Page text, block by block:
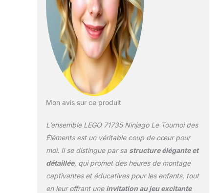
Comprend
également une
minifigurine à
collectionner Lloyd
Legacy en édition
limitée dorée avec
support pour
célébrer le 10e
anniversaire des
Comprend une
jadeblades suite
aux duels entre les
ninjas et les maîtres
élémentaires dans
le Tournoi des
éléments
Découvrez les 3
Mon avis sur ce produit
L’ensemble LEGO 71735 Ninjago Le Tournoi des
Éléments est un véritable coup de cœur pour
moi. Il se distingue par sa structure élégante et
détaillée, qui promet des heures de montage
captivantes et éducatives pour les enfants, tout
en leur offrant une invitation au jeu excitante